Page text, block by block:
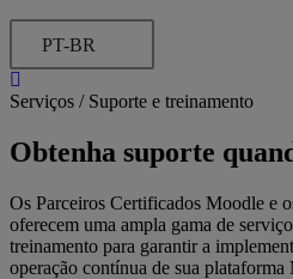
PT-BR
Serviços / Suporte e treinamento
Obtenha suporte
Os Parceiros Certificados Moodle e
oferecem uma ampla gama de
treinamento para garantir a
operação contínua de sua plataforma